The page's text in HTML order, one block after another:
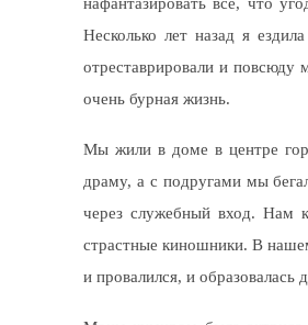
Несколько лет назад я
отреставрировали и
очень бурная жизнь.
Мы жили в доме в центре
драму, а с подругами мы
через служебный вход. Нам
страстные киношники. В
и провалился, и